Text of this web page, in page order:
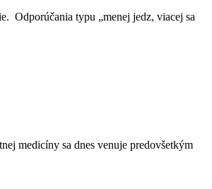
Odporúčania typu „menej jedz, viacej sa
medicíny sa dnes venuje predovšetkým